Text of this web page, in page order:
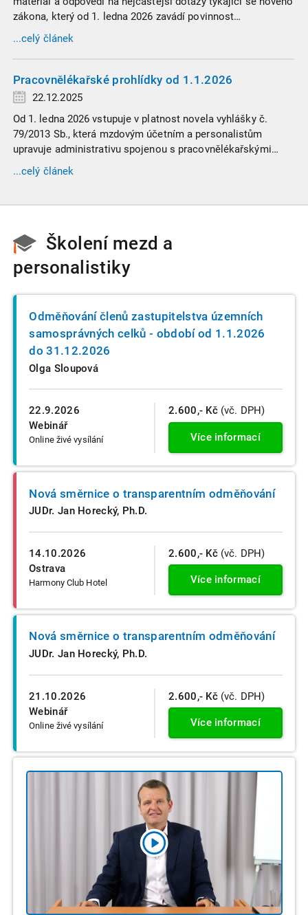
zákona, který od 1. ledna 2026 zavádí povinnost
zaměstnavatelů přispívat na spoření na stáří zaměstnancům
v náročných profesích.
...celý článek
Pracovnělékařské prohlídky od 1.1.2026
22.12.2025
Od 1. ledna 2026 vstupuje v platnost novela vyhlášky č.
79/2013 Sb., která mzdovým účetním a personalistům
upravuje administrativu spojenou s pracovnělékařskými
prohlídkami. Vybrali jsme tři zásadní změny, které ovlivní
vaši každodenní praxi, a stručný přehled ostatních novinek.
...celý článek
Školení mezd a
personalistiky
22.9.2026
Webinář
Online živé vysílání
Odměňování členů zastupitelstva územních
samosprávných celků - období od 1.1.2026
do 31.12.2026
Olga Sloupová
2.600,- Kč (vč. DPH)
Více informací
14.10.2026
Ostrava
Harmony Club Hotel
Nová směrnice o transparentním odměňování
JUDr. Jan Horecký, Ph.D.
2.600,- Kč (vč. DPH)
Více informací
21.10.2026
Webinář
Online živé vysílání
Nová směrnice o transparentním odměňování
JUDr. Jan Horecký, Ph.D.
2.600,- Kč (vč. DPH)
Více informací